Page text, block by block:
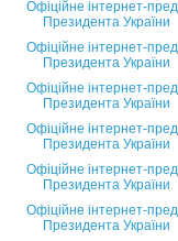
Офіційне інтернет-
Президента України
Офіційне інтернет-
Президента України
Офіційне інтернет-
Президента України
Офіційне інтернет-
Президента України
Офіційне інтернет-
Президента України
Офіційне інтернет-
Президента України